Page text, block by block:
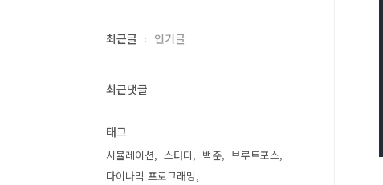
최근글 인기글
최근댓글
태그
시뮬레이션 스터디 백준
브루트포스
다이나믹 프로그래밍